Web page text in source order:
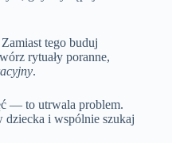
tego buduj
rytuały poranne,
.
— to utrwala problem.
dziecka i wspólnie szukaj